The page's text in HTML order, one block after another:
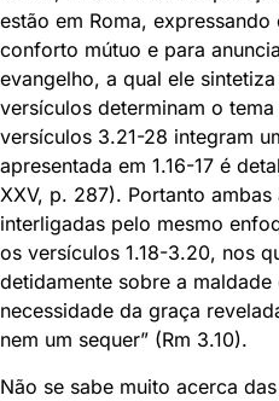
estão em Roma,
conforto mútuo e para
evangelho, a qual ele
versículos determinam o
versículos 3.21-28 integram
apresentada em 1.16-17 é
XXV, p. 287). Portanto
interligadas pelo mesmo
os versículos 1.18-3.20, nos
detidamente sobre a maldade
necessidade da graça
nem um sequer” (Rm 3.10).
Não se sabe muito acerca